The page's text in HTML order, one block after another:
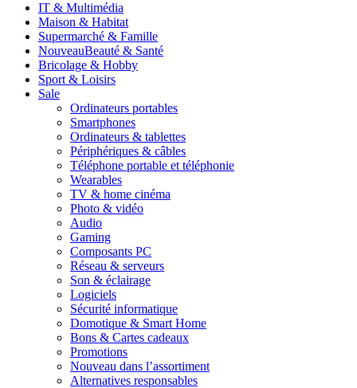
IT & Multimédia
Maison & Habitat
Supermarché & Famille
NouveauBeauté & Santé
Bricolage & Hobby
Sport & Loisirs
Sale
Ordinateurs portables
Smartphones
Ordinateurs & tablettes
Périphériques & câbles
Téléphone portable et téléphonie
Wearables
TV & home cinéma
Photo & vidéo
Audio
Gaming
Composants PC
Réseau & serveurs
Son & éclairage
Logiciels
Sécurité informatique
Domotique & Smart Home
Bons & Cartes cadeaux
Promotions
Nouveau dans l’assortiment
Alternatives responsables